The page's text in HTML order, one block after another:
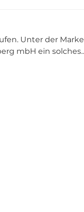
Unter der
mbH ein